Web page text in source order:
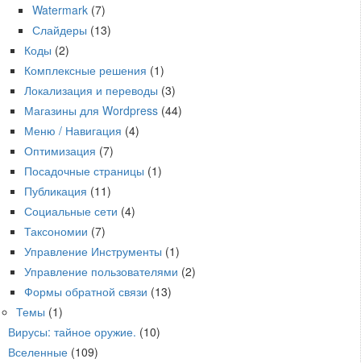
Watermark (7)
Слайдеры (13)
Коды (2)
Комплексные решения (1)
Локализация и переводы (3)
Магазины для Wordpress (44)
Меню / Навигация (4)
Оптимизация (7)
Посадочные страницы (1)
Публикация (11)
Социальные сети (4)
Таксономии (7)
Управление Инструменты (1)
Управление пользователями (2)
Формы обратной связи (13)
Темы (1)
Вирусы: тайное оружие. (10)
Вселенные (109)